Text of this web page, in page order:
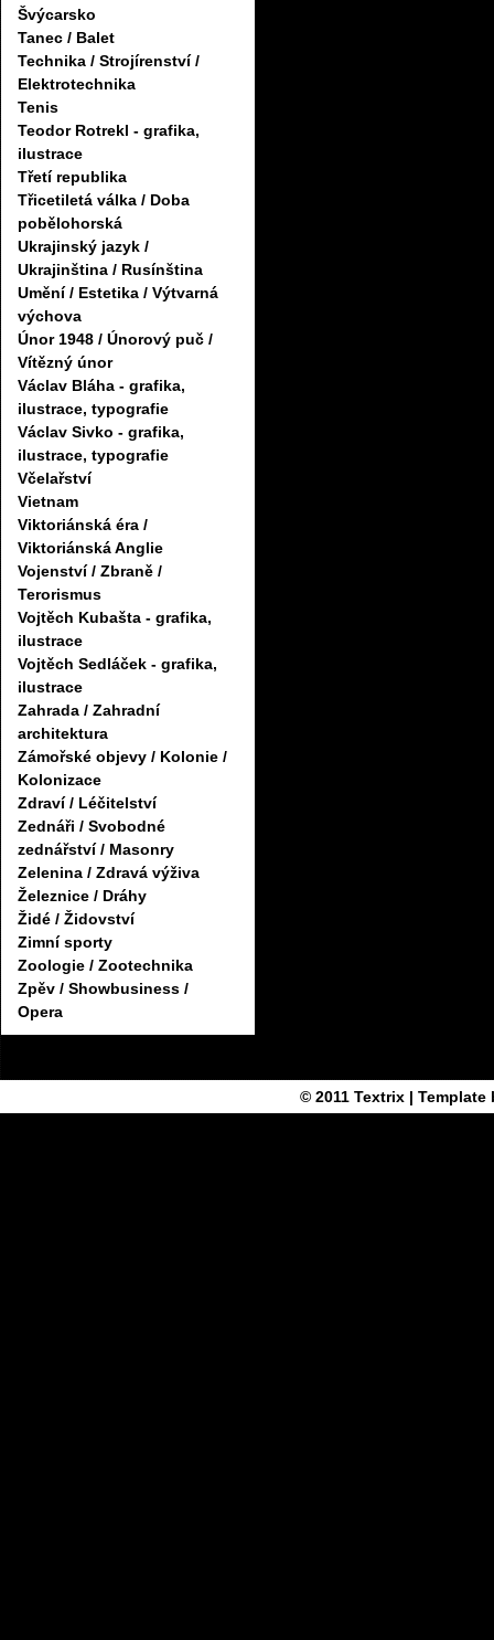
Švýcarsko
Tanec / Balet
Technika / Strojírenství /
Elektrotechnika
Tenis
Teodor Rotrekl - grafika,
ilustrace
Třetí republika
Třicetiletá válka / Doba
pobělohorská
Ukrajinský jazyk /
Ukrajinština / Rusínština
Umění / Estetika / Výtvarná
výchova
Únor 1948 / Únorový puč /
Vítězný únor
Václav Bláha - grafika,
ilustrace, typografie
Václav Sivko - grafika,
ilustrace, typografie
Včelařství
Vietnam
Viktoriánská éra /
Viktoriánská Anglie
Vojenství / Zbraně /
Terorismus
Vojtěch Kubašta - grafika,
ilustrace
Vojtěch Sedláček - grafika,
ilustrace
Zahrada / Zahradní
architektura
Zámořské objevy / Kolonie /
Kolonizace
Zdraví / Léčitelství
Zednáři / Svobodné
zednářství / Masonry
Zelenina / Zdravá výživa
Železnice / Dráhy
Židé / Židovství
Zimní sporty
Zoologie / Zootechnika
Zpěv / Showbusiness /
Opera
© 2011 Textrix| Template